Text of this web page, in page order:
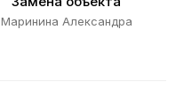
Маринина Александра